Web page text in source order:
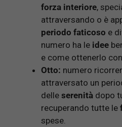
forza interiore,
attraversando o è
periodo faticoso e
numero ha le idee
e come ottenerlo
Otto: numero
attraversato un
delle serenità dopo
recuperando tutte le
spese.